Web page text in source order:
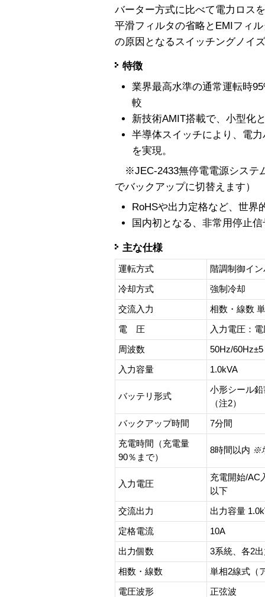
バーター方式に比べて電力ロス
平滑フィルタの省略とEMIフィ
の原因となるスイッチングノイ
特徴
業界最高水準の通常運転時
較
新技術AMIT搭載で、小型化
半導体スイッチにより、電
を実現。
※JEC-2433無停電電源システ
でバックアップに切替えます）
RoHSや出力定格など、世界
国内初となる、非常用停止
主な仕様
運転方式 階調制御イ
冷却方式 強制冷却
交流入力 相数・線数
電 圧 入力電圧：
周波数 50Hz/60Hz±5
入力容量 1.0kVA
バッテリ形式
小形シール
（注2）
バックアップ時間 7分間
充電時間（充電量
90％まで）
8時間以内 ※
入力電圧
充電開始/
以下
交流出力 出力容量
定格電流 10A
出力個数 3系統、各2
相数・線数 単相2線式（
電圧波形 正弦波